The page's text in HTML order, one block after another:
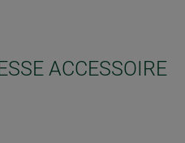
ACCESSOIRE